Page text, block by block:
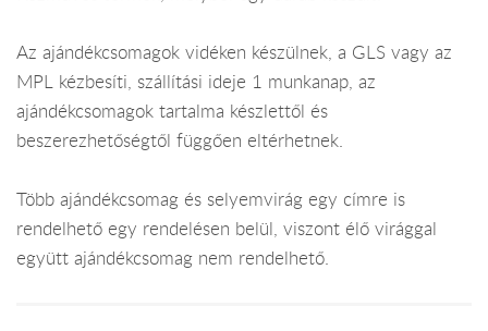
Az ajándékcsomagok vidéken készülnek, a GLS vagy az
MPL kézbesíti, szállítási ideje 1 munkanap, az
ajándékcsomagok tartalma készlettől és
beszerezhetőségtől függően eltérhetnek.
Több ajándékcsomag és selyemvirág egy címre is
rendelhető egy rendelésen belül, viszont élő virággal
együtt ajándékcsomag nem rendelhető.